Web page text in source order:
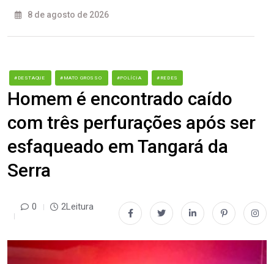
8 de agosto de 2026
#DESTAQUE #MATO GROSSO #POLÍCIA #REDES
Homem é encontrado caído
com três perfurações após ser
esfaqueado em Tangará da
Serra
0 2Leitura